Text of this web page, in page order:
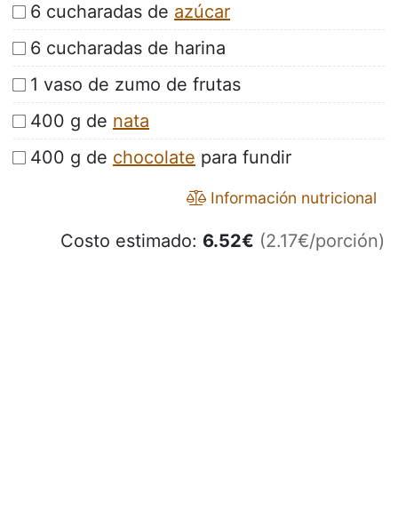
6 cucharadas de azúcar
6 cucharadas de harina
1 vaso de zumo de frutas
400 g de nata
400 g de chocolate para fundir
Información nutricional
Costo estimado: 6.52€ (2.17€/porción)